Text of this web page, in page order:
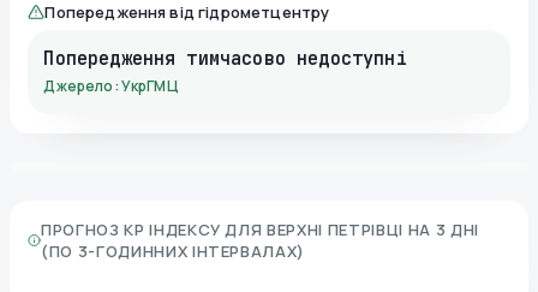
Попередження від гідрометцентру
Попередження тимчасово недоступні
Джерело: УкрГМЦ
ПРОГНОЗ KP ІНДЕКСУ ДЛЯ ВЕРХНІ ПЕТРІВЦІ НА 3 ДНІ
(ПО 3-ГОДИННИХ ІНТЕРВАЛАХ)